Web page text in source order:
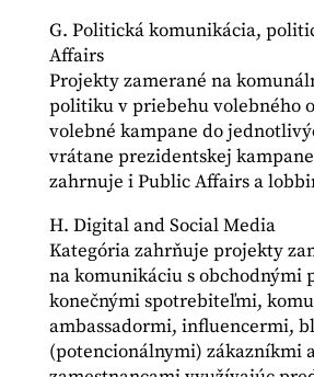
G. Politická komunikácia,
Affairs
Projekty zamerané na
politiku v priebehu volebného
volebné kampane do
vrátane prezidentskej
zahrnuje i Public Affairs a
H. Digital and Social Media
Kategória zahrňuje projekty
na komunikáciu s obchodnými
konečnými spotrebiteľmi,
ambassadormi, influencermi,
(potencionálnymi) zákazníkmi